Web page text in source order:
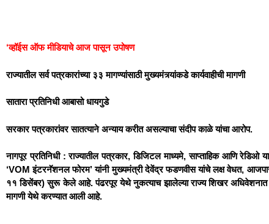
‘व्हॉईस ऑफ मीडियाचे आज पासून उपोषण
राज्यातील सर्व पत्रकारांच्या ३३ मागण्यांसाठी मुख्यमंत्र्यांकडे कार्यवाहीची मागणी
सातारा प्रतिनिधी आबासो धायगुडे
सरकार पत्रकारांवर सातत्याने अन्याय करीत असल्याचा संदीप काळे यांचा आरोप.
नागपूर प्रतिनिधी : राज्यातील पत्रकार, डिजिटल माध्यमे, साप्ताहिक आणि रेडिओ
‘VOM इंटरनॅशनल फोरम’ यांनी मुख्यमंत्री देवेंद्र फडणवीस यांचे लक्ष वेधत,
११ डिसेंबर) सुरू केले आहे. पंढरपूर येथे नुकत्याच झालेल्या राज्य शिखर अधिवेशनात
मागणी येथे करण्यात आली आहे.